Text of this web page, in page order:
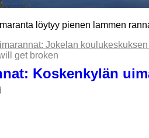
löytyy pienen lammen
Jokelan
get broken
Koskenkylän